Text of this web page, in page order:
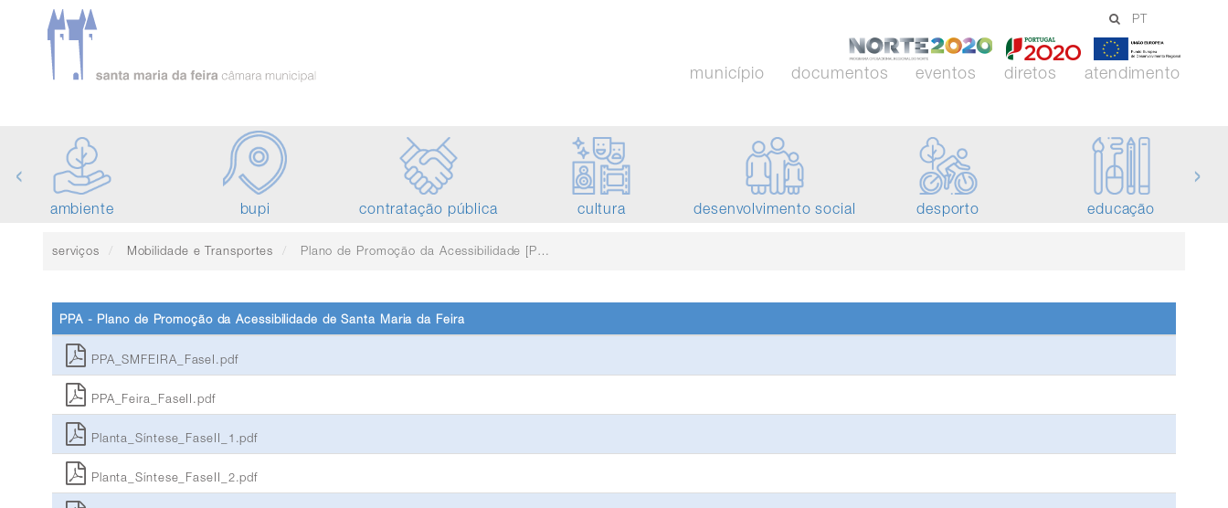
PT
Norte
2020
Portugal
2020
União
município documentos eventos diretos atendimento
ambiente bupi contratação pública cultura desenvolvimento social desporto educação
‹ ›
serviços Mobilidade e Transportes Plano de Promoção da Acessibilidade [PPA]
PPA - Plano de Promoção da Acessibilidade de Santa Maria da Feira
PPA_SMFEIRA_FaseI.pdf
PPA_Feira_FaseII.pdf
Planta_Síntese_FaseII_1.pdf
Planta_Síntese_FaseII_2.pdf